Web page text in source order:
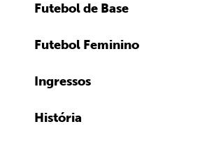
Futebol de Base
Futebol Feminino
Ingressos
História